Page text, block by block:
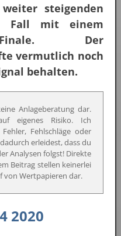
steigenden
Fall mit einem
Der
vermutlich noch
behalten.
Anlageberatung dar.
eigenes Risiko. Ich
Fehlschläge oder
erleidest, dass du
Analysen folgst! Direkte
Beitrag stellen keinerlei
von Wertpapieren dar.
2020